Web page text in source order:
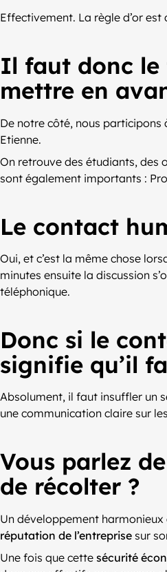
Effectivement. La règle d’or
Il faut donc le
mettre en
De notre côté, nous participons
Etienne.
On retrouve des étudiants, des
sont également importants :
Le contact
Oui, et c’est la même chose
minutes ensuite la discussion
téléphonique.
Donc si le
signifie qu’il
Absolument, il faut insuffler un
une communication claire sur
Vous parlez
de récolter ?
Un développement harmonieux
réputation de l’entreprise sur
Une fois que cette sécurité